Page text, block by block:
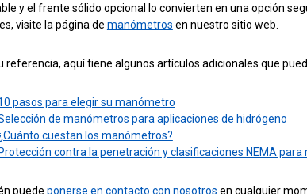
y el frente sólido opcional lo convierten en una opción
visite la página de manómetros en nuestro sitio web.
referencia, aquí tiene algunos artículos adicionales que
pasos para elegir su manómetro
de manómetros para aplicaciones de hidrógeno
cuestan los manómetros?
Protección contra la penetración y clasificaciones NEMA
puede ponerse en contacto con nosotros en cualquier